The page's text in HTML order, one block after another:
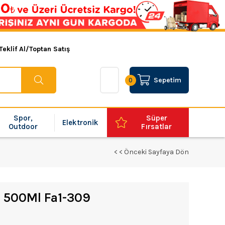
Al/Toptan Satış
Sepetim
0
Spor,
Outdoor
Elektronik
Süper
Fırsatlar
< < Önceki Sayfaya Dön
Fa1-309